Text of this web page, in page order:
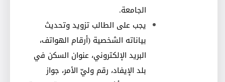
الجامعة.
يجب على الطالب تزويد وتحديث
بياناته الشخصية (أرقام الهواتف،
البريد الإلكتروني، عنوان السكن في
بلد الإيفاد، رقم وليّ الأمر، جواز